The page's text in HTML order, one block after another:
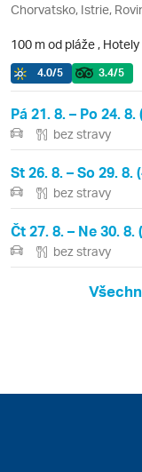
Chorvatsko, Istrie,
100 m od pláže ,
4.0/5 3.4/5
Pá 21. 8. – Po 24. 8.
bez stravy
St 26. 8. – So 29. 8.
bez stravy
Čt 27. 8. – Ne 30. 8.
bez stravy